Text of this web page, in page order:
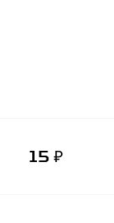
15 ₽